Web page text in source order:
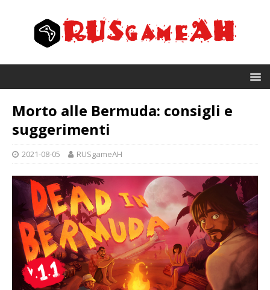
Morto alle Bermuda: consigli e
suggerimenti
2021-08-05 RUSgameAH